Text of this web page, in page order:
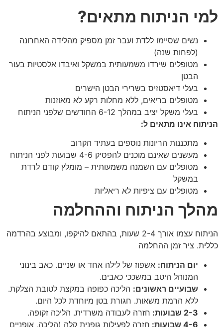
למי הניתוח מתאים?
נשים שסיימו ללדת ועבר זמן מספיק מהלידה האחרונה
(לפחות שנה)
מטופלים שירדו משמעותית במשקל ואיבדו אלסטיות בעור
הבטן
בעלי דיאסטזיס בשרירי הבטן הישרים
מטופלים בריאים, ללא מחלות רקע לא מאוזנות
בעלי משקל יציב במהלך 6-12 החודשים שלפני הניתוח
הניתוח אינו מתאים ל:
מתכננות הריונות נוספים בעתיד הקרוב
מעשנים שאינם מוכנים להפסיק 4-6 שבועות לפני הניתוח
מטופלים עם השמנה משמעותית – מומלץ קודם לרדת
במשקל
מטופלים עם ציפיות לא ריאליות
מהלך הניתוח וההחלמה
הניתוח עצמו אורך 2-4 שעות, בהתאם להיקפו, ומבוצע בהרדמה
כללית. ציר זמן ההחלמה
יום הניתוח: אשפוז של לילה אחד או שניים. כאב בינוני
המנוהל היטב במשככי כאבים.
שבועיים ראשונים: הליכה כפופה במקצת לטובת הצלקת.
ללא הרמת משאות. חגורת בטן מיוחדת לכל היום.
2-3 שבועות:
חזרה לעבודה משרדית. הליכה זקופה.
4-6 שבועות:
חזרה לפעילות גופנית קלה (הליכה, אופניים